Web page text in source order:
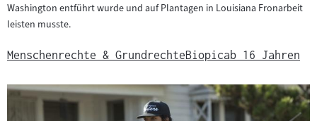
Washington entführt wurde und auf Plantagen in Louisiana Fronarbeit
leisten musste.
Menschenrechte & GrundrechteBiopicab 16 Jahren